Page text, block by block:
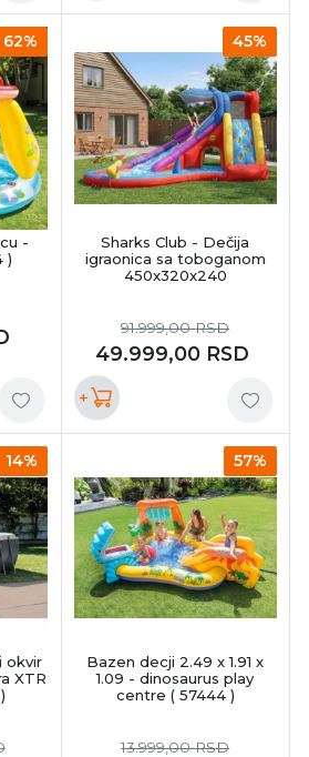
62%
-
)
45%
Sharks Club - Dečija
igraonica sa toboganom
450x320x240
49.999,00 RSD
91.999,00RSD
+
14%
okvir
XTR
57%
Bazen decji 2.49 x 1.91 x
1.09 - dinosaurus play
centre ( 57444 )
13.999,00RSD